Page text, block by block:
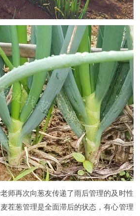
师再次向葱友传递了雨后管理的及时性
茬葱管理是全面滞后的状态，有心管理